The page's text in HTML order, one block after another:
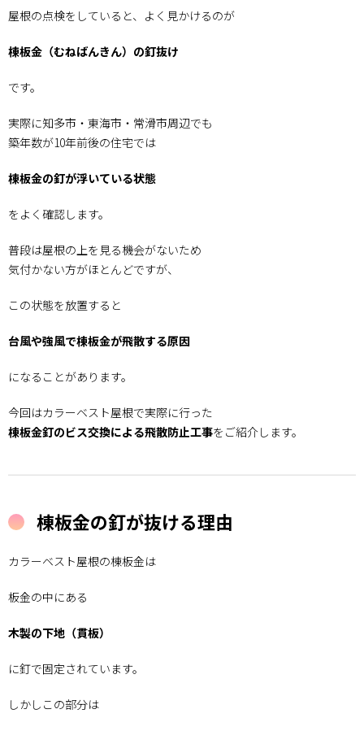
事」
棟板金
0.3.
実際の
よく見
態」
0.4.
叩き戻
しでは
る理由
0.5.
株式会
のの予
0.6.
台風・
0.7.
防」が
知多
市周
外壁
装・
屋根
屋根の点検をしていると、よく見かけるのが
棟板金（むねばんきん）の釘抜け
です。
実際に知多市・東海市・常滑市周辺でも
築年数が10年前後の住宅では
棟板金の釘が浮いている状態
をよく確認します。
普段は屋根の上を見る機会がないため
気付かない方がほとんどですが、
この状態を放置すると
台風や強風で棟板金が飛散する原因
になることがあります。
今回はカラーベスト屋根で実際に行った
棟板金釘のビス交換による飛散防止工事をご紹介します。
棟板金の釘が抜ける理由
カラーベスト屋根の棟板金は
板金の中にある
木製の下地（貫板）
に釘で固定されています。
しかしこの部分は